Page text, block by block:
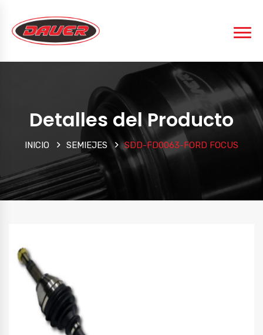
Detalles del Producto
INICIO SEMIEJES SDD-FD0063-FORD FOCUS